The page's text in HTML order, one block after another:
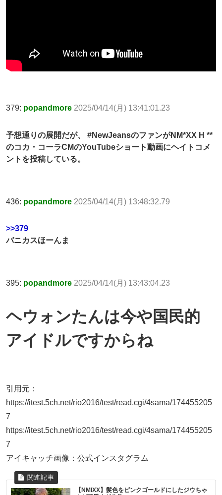
379: popandmore 2025/04/14(月) 13:41:01.23
予想通りの展開だが、 #NewJeansのファンがNM*XX H **
のコカ・コーラCMのYouTubeショート動画にヘイトコメ
ントを投稿している。
436: popandmore 2025/04/14(月) 13:48:32.79
>>379
バニカスほーんま
395: popandmore 2025/04/14(月) 13:43:04.23
ヘウォンたんは今や国民的
アイドルですからね
引用元：
https://itest.5ch.net/rio2016/test/read.cgi/4sama/174455205
7
https://itest.5ch.net/rio2016/test/read.cgi/4sama/174455205
7
アイキャッチ画像：公式インスタグラム
【NMIXX】髪色をピンクゴールドにしたジウちゃ